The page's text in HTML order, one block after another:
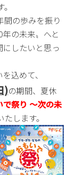
の歩みを振り
の未来〟へと
したいと思っ
込めて、
)の期間、夏休
で祭り ～次の未
します。